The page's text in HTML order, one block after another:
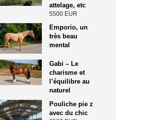
attelage, etc
5500 EUR
Emporio, un
très beau
mental
Gabi – Le
charisme et
l’équilibre au
naturel
Pouliche pie z
avec du chic